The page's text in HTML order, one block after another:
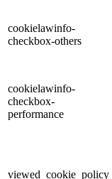
cookielawinfo-
checkbox-others
cookielawinfo-
checkbox-
performance
viewed_cookie_policy